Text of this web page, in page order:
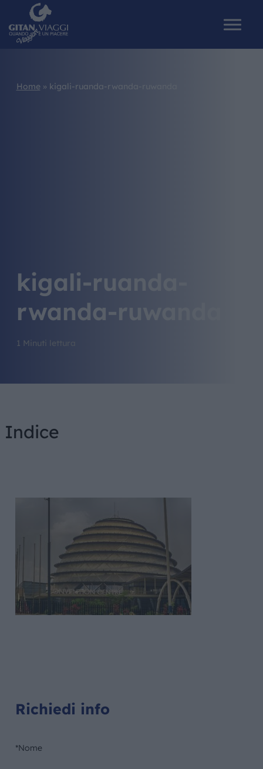
Home » kigali-ruanda-rwanda-ruwanda
kigali-ruanda-
rwanda-ruwanda
1 Minuti lettura
Indice
Richiedi info
*Nome